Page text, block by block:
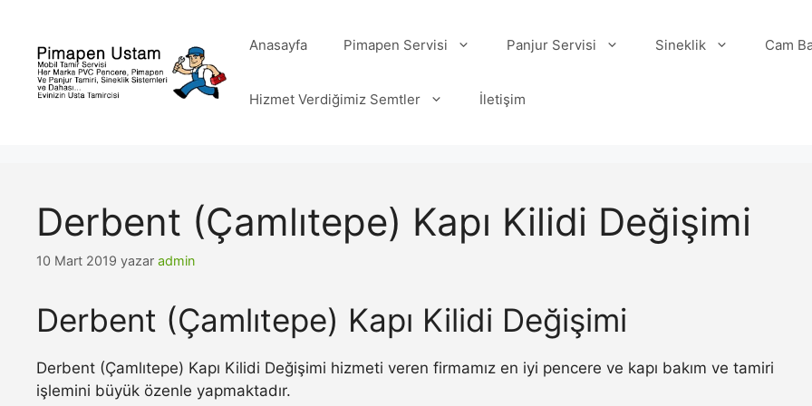
Anasayfa Pimapen Servisi Panjur Servisi Sineklik Cam
Hizmet Verdiğimiz Semtler İletişim
Derbent (Çamlıtepe) Kapı Kilidi Değişimi
10 Mart 2019 yazar admin
Derbent (Çamlıtepe) Kapı Kilidi Değişimi
Derbent (Çamlıtepe) Kapı Kilidi Değişimi hizmeti veren firmamız en iyi pencere ve kapı bakım ve tamiri
işlemini büyük özenle yapmaktadır.